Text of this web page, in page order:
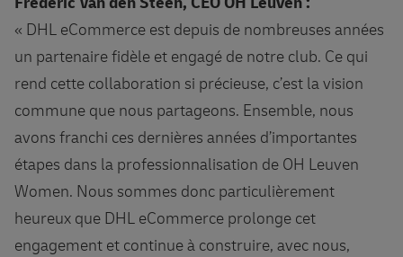
« DHL eCommerce est depuis de nombreuses années
un partenaire fidèle et engagé de notre club. Ce qui
rend cette collaboration si précieuse, c’est la vision
commune que nous partageons. Ensemble, nous
avons franchi ces dernières années d’importantes
étapes dans la professionnalisation de OH Leuven
Women. Nous sommes donc particulièrement
heureux que DHL eCommerce prolonge cet
engagement et continue à construire, avec nous,